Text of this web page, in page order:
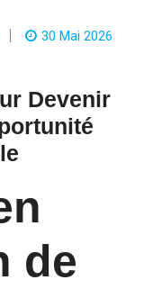
30 Mai 2026
Devenir
de